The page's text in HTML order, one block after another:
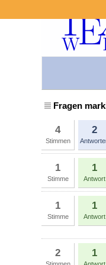
Fragen
4
Stimmen
2
1
Stimme
1
Antwort
1
Stimme
1
Antwort
2 1